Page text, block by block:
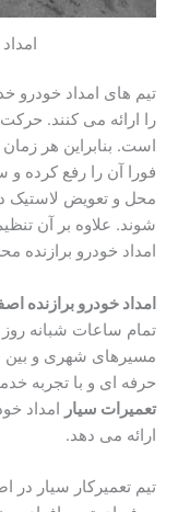
تیم های امداد خودرو
را ارائه می کنند.
است. بنابراین هر
فورا آن را رفع کرده
محل و تعویض لاستیک
شوند. علاوه بر آن
امداد خودرو
امداد خودرو برازنده
تمام ساعات شبانه
مسیرهای شهری و بین
حرفه ای و با تجربه
تعمیرات سیار امداد
ارائه می دهد.
تیم تعمیرکار سیار در